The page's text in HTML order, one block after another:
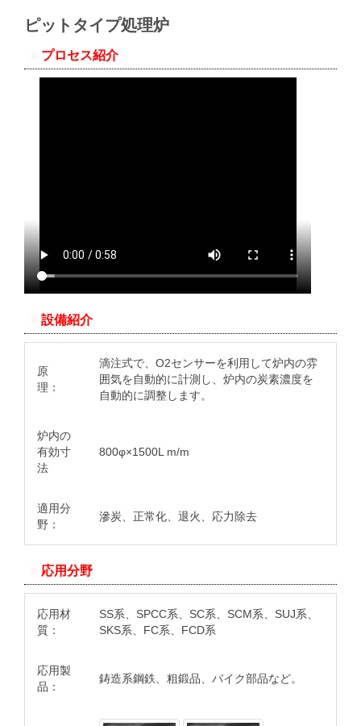
ピットタイプ処理炉
プロセス紹介
設備紹介
原
理：
滴注式で、O2センサーを利用して炉内の雰
囲気を自動的に計測し、炉内の炭素濃度を
自動的に調整します。
炉内の
有効寸
法
800φ×1500L m/m
適用分
野：
滲炭、正常化、退火、応力除去
応用分野
応用材
質：
SS系、SPCC系、SC系、SCM系、SUJ系、
SKS系、FC系、FCD系
応用製
品：
鋳造系鋼鉄、粗鍛品、バイク部品など。